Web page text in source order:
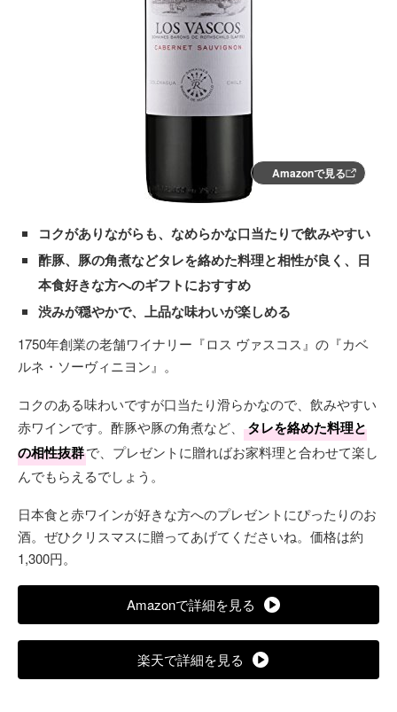
Amazonで見る
コクがありながらも、なめらかな口当たりで飲みやすい
酢豚、豚の角煮などタレを絡めた料理と相性が良く、日
本食好きな方へのギフトにおすすめ
渋みが穏やかで、上品な味わいが楽しめる
1750年創業の老舗ワイナリー『ロス ヴァスコス』の『カベ
ルネ・ソーヴィニヨン』。
コクのある味わいですが口当たり滑らかなので、飲みやすい
赤ワインです。酢豚や豚の角煮など、
タレを絡めた料理と
の相性抜群で、プレゼントに贈ればお家料理と合わせて楽し
んでもらえるでしょう。
日本食と赤ワインが好きな方へのプレゼントにぴったりのお
酒。ぜひクリスマスに贈ってあげてくださいね。価格は約
1,300円。
Amazonで詳細を見る
楽天で詳細を見る